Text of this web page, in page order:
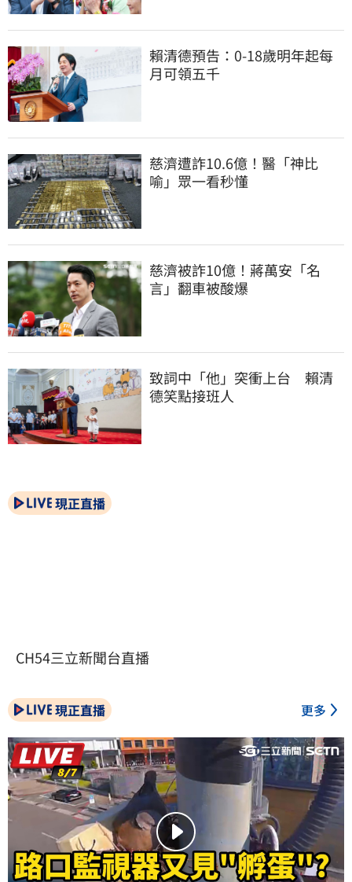
賴清德預告：0-18歲明年起每
月可領五千
慈濟遭詐10.6億！醫「神比
喻」眾一看秒懂
慈濟被詐10億！蔣萬安「名
言」翻車被酸爆
致詞中「他」突衝上台　賴清
德笑點接班人
現正直播
CH54三立新聞台直播
現正直播 更多